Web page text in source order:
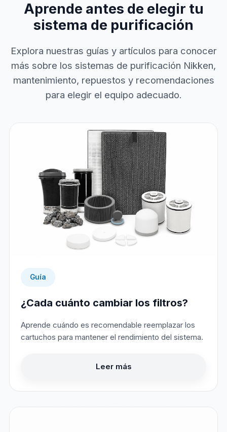
Aprende antes de elegir tu
sistema de purificación
Explora nuestras guías y artículos para conocer
más sobre los sistemas de purificación Nikken,
mantenimiento, repuestos y recomendaciones
para elegir el equipo adecuado.
Guía
¿Cada cuánto cambiar los filtros?
Aprende cuándo es recomendable reemplazar los
cartuchos para mantener el rendimiento del sistema.
Leer más